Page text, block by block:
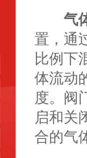
气
置，通
比例下
体流动
度。阀
启和关
合的气